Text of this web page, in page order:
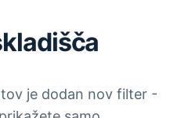
je dodan nov filter -